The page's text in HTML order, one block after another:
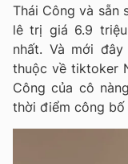
Thái Công và sẵn
lê trị giá 6.9
nhất. Và mới
thuộc về tiktoker
Công của cô
thời điểm công